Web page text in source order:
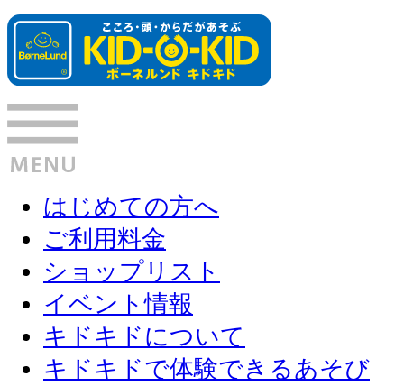
はじめての方へ
ご利用料金
ショップリスト
イベント情報
キドキドについて
キドキドで体験できるあそび